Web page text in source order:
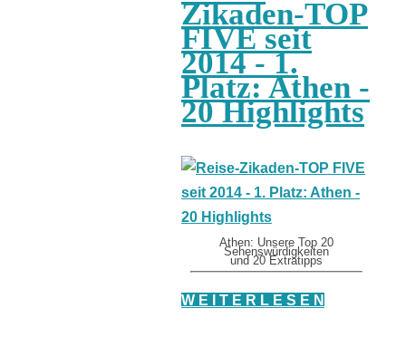
Zikaden-TOP
FIVE seit
2014 - 1.
Platz: Athen -
20 Highlights
Athen: Unsere Top 20
Sehenswürdigkeiten
und 20 Extratipps
W E I T E R L E S E N